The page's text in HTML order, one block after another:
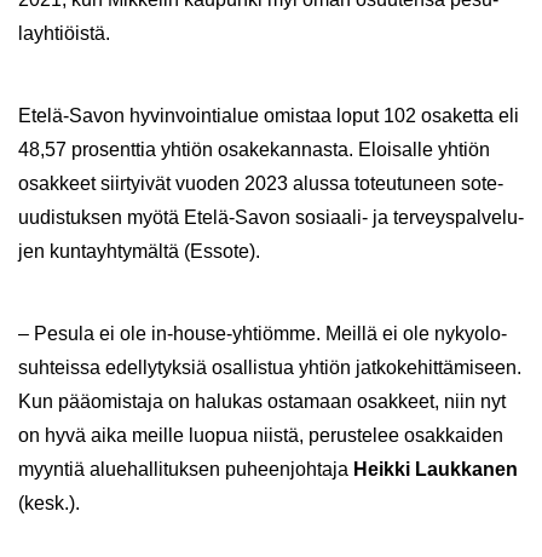
layh­tiöis­tä.
Etelä-​Savon hy­vin­voin­tia­lue omis­taa loput 102 osa­ket­ta eli
48,57 pro­sent­tia yh­tiön osa­ke­kan­nas­ta. Eloi­sal­le yh­tiön
osak­keet siir­tyi­vät vuo­den 2023 alus­sa to­teu­tu­neen sote-​
uudistuksen myötä Etelä-​Savon sosiaali-​ ja ter­veys­pal­ve­lu­
jen kun­tayh­ty­mäl­tä (Es­so­te).
– Pe­su­la ei ole in-​house-yhtiömme. Meil­lä ei ole ny­ky­olo­
suh­teis­sa edel­ly­tyk­siä osal­lis­tua yh­tiön jat­ko­ke­hit­tä­mi­seen.
Kun pää­omis­ta­ja on ha­lu­kas os­ta­maan osak­keet, niin nyt
on hyvä aika meil­le luo­pua niis­tä, pe­rus­te­lee osak­kai­den
myyn­tiä alue­hal­li­tuk­sen pu­heen­joh­ta­ja Heik­ki Lauk­ka­nen
(kesk.).